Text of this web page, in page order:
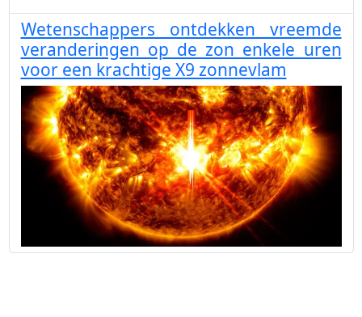
Wetenschappers ontdekken vreemde
veranderingen op de zon enkele uren
voor een krachtige X9 zonnevlam